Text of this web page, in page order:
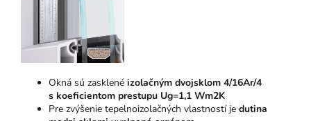
Okná sú zasklené izolačným dvojsklom 4/16Ar/4
s koeficientom prestupu Ug=1,1 Wm2K
Pre zvýšenie tepelnoizolačných vlastností je dutina